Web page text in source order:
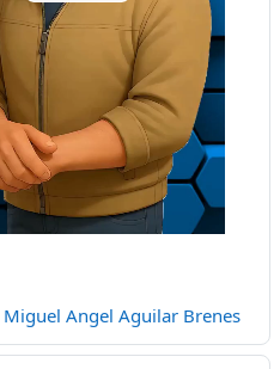
Video
Miguel Angel Aguilar Brenes